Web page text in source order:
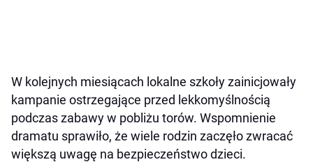
W kolejnych miesiącach lokalne szkoły zainicjowały
kampanie ostrzegające przed lekkomyślnością
podczas zabawy w pobliżu torów. Wspomnienie
dramatu sprawiło, że wiele rodzin zaczęło zwracać
większą uwagę na bezpieczeństwo dzieci.